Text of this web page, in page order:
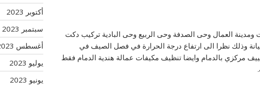
العمال وحى الصدفة وحى الربيع وحى البادية تركيب دكت
وذلك نظرا الى ارتفاع درجة الحرارة في فصل الصيف في
مركزي بالدمام وايضا تنظيف مكيفات عمالة هندية الدمام فقط
أكتوبر 2023
سبتمبر 2023
أغسطس 2023
يوليو 2023
يونيو 2023